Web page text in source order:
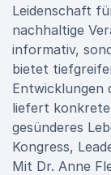
Leidenschaft
nachhaltige
informativ,
bietet
Entwicklungen
liefert
gesünderes
Kongress,
Mit Dr. Anne